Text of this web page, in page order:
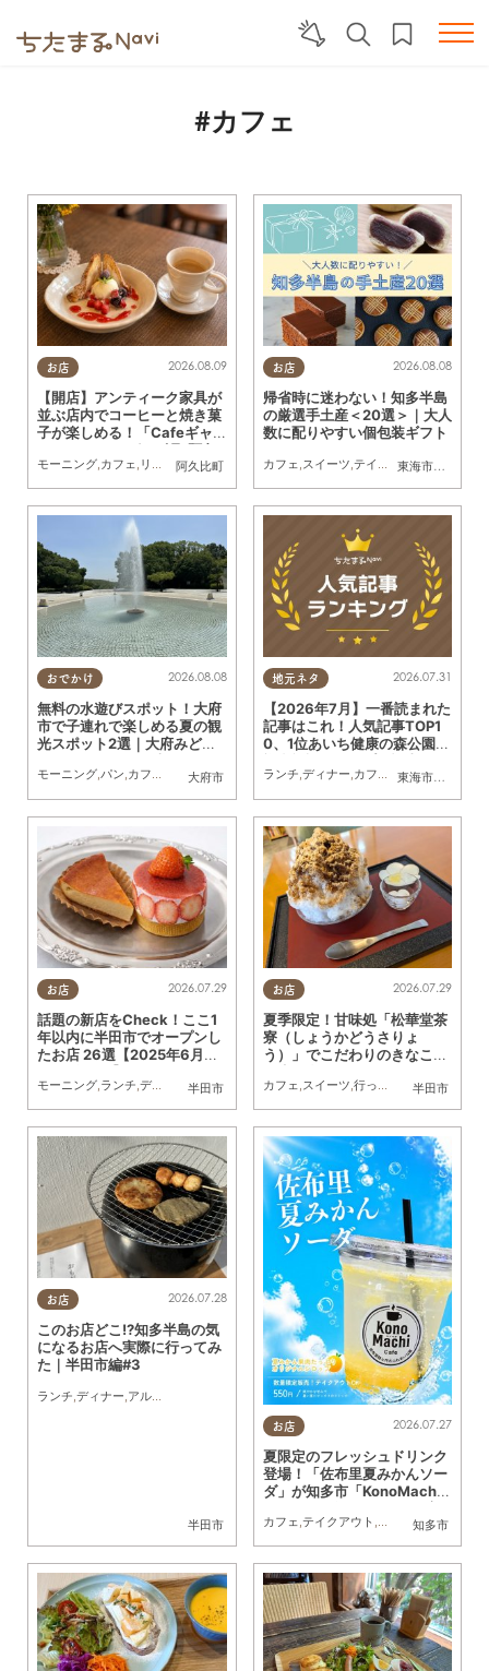
#カフェ
お店
阿久比町
2026.08.09
【開店】アンティーク家具が
並ぶ店内でコーヒーと焼き菓
子が楽しめる！「Cafeギャ
ラリーAgui」が6/1(月)阿久
比町でリニューアルオープン
モーニング カフェ リニューアル ,おひとりさま ,友人
お店
東海市
,大府市
2026.08.08
帰省時に迷わない！知多半島
の厳選手土産＜20選＞｜大人
数に配りやすい個包装ギフト
カフェ スイーツ テイクアウト ,まとめ記事
おでかけ
大府市
2026.08.08
無料の水遊びスポット！大府
市で子連れで楽しめる夏の観
光スポット2選｜大府みどり
SUNとえふ
モーニング,パン,カフェ ドライブ,観光 行ってみたレポ,KURUTOHP
地元ネタ
東海市大府市
2026.07.31
【2026年7月】一番読まれた
記事はこれ！人気記事TOP1
0、1位あいち健康の森公園内
ランチ,ディナー,カフェ スイーツ
お店
半田市
2026.07.29
話題の新店をCheck！ここ1
年以内に半田市でオープンし
たお店 26選【2025年6月～
モーニング,ランチ,ディナー ,アルコール ラーメン,パン,カフェ,スイーツ,テイクアウ
お店
半田市
2026.07.29
夏季限定！甘味処「松華堂茶
寮（しょうかどうさりょ
う）」でこだわりのきなこか
カフェ,スイーツ,行ってみたレポ ,夫婦
お店
半田市
2026.07.28
このお店どこ!?知多半島の気
になるお店へ実際に行ってみ
た｜半田市編#3
ランチ,ディナー,アルコール スイーツ,テイクアウト,観光,まとめ記事,行って
お店
知多市
2026.07.27
夏限定のフレッシュドリンク
登場！「佐布里夏みかんソー
ダ」が知多市「KonoMachi
告
カフェ,テイクアウト ,季節ネタ,ちたまる